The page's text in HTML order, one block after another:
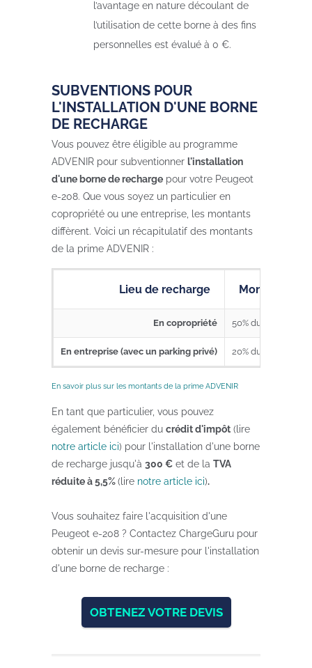
l’avantage en nature découlant de
l’utilisation de cette borne à des fins
personnelles est évalué à 0 €.
SUBVENTIONS POUR
L'INSTALLATION D'UNE BORNE
DE RECHARGE
Vous pouvez être éligible au programme
ADVENIR pour subventionner l'installation
d'une borne de recharge pour votre Peugeot
e-208. Que vous soyez un particulier en
copropriété ou une entreprise, les montants
diffèrent. Voici un récapitulatif des montants
de la prime ADVENIR :
Lieu de recharge Montant
En copropriété 50% du prix de la
En entreprise (avec un parking privé) 20% du prix de la
En savoir plus sur les montants de la prime ADVENIR
En tant que particulier, vous pouvez
également bénéficier du crédit d'impôt (lire
notre article ici) pour l'installation d'une borne
de recharge jusqu'à 300 € et de la TVA
réduite à 5,5%(lire notre article ici).
Vous souhaitez faire l'acquisition d'une
Peugeot e-208 ? Contactez ChargeGuru pour
obtenir un devis sur-mesure pour l'installation
d'une borne de recharge :
OBTENEZ VOTRE DEVIS